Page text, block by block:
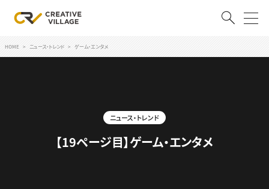
クリエイター求人を探す
HOME ニュース・トレンド ゲーム・エンタメ
ニュース・トレンド
【19ページ目】ゲーム・エンタメ